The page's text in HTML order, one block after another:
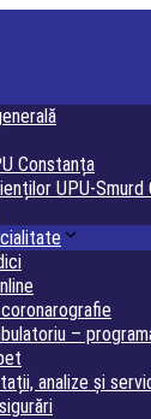
Constanța
UPU-Smurd
–
analize și